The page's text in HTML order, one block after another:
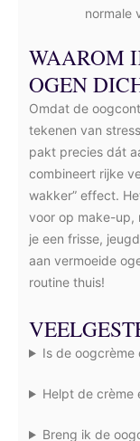
normale
WAAROM
OGEN
Omdat de
tekenen van
pakt precies dát
combineert rijke
wakker” effect.
voor op make-up,
je een frisse,
aan vermoeide
routine thuis!
Is de
Helpt de crème
Breng ik de